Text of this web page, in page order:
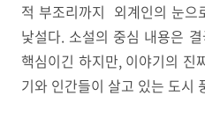
적 부조리까지 외계인의 눈으
낯설다. 소설의 중심 내용은
핵심이긴 하지만, 이야기의 진
기와 인간들이 살고 있는 도시